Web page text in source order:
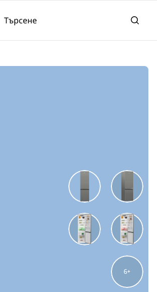
Търсене
6